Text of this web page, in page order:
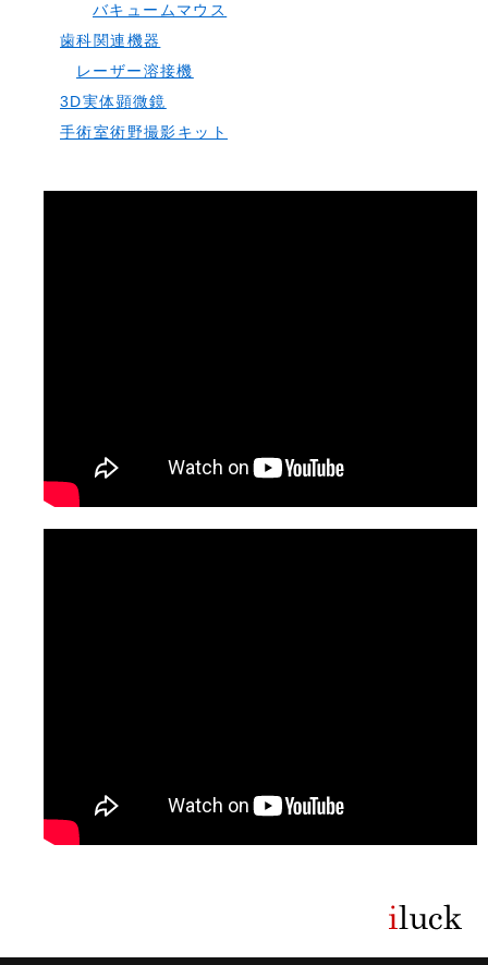
バキュームマウス
歯科関連機器
レーザー溶接機
3D実体顕微鏡
手術室術野撮影キット